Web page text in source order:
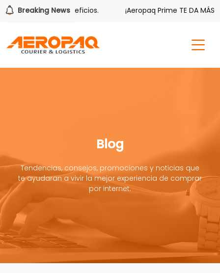
Breaking News
tiene sus beneficios. ¡Aeropaq Prime TE DA MÁS!
Blog
Tendencias, consejos, promociones y noticias que
te ayudaran a vivir la mejor experiencia de comprar
por internet.